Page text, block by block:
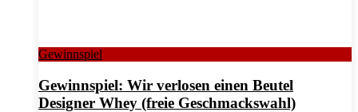
Gewinnspiel
Gewinnspiel: Wir verlosen einen Beutel
Designer Whey (freie Geschmackswahl)